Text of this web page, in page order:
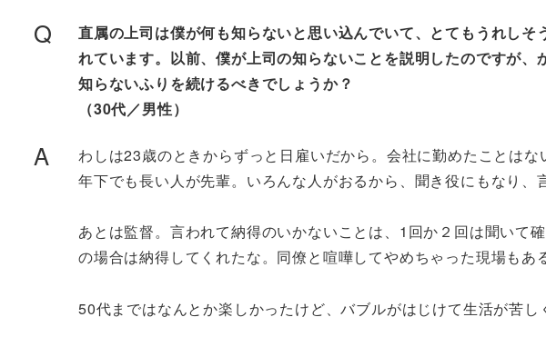
Q
直属の上司は僕が何も知らないと思い込んでいて、とてもうれし
れています。以前、僕が上司の知らないことを説明したのですが
知らないふりを続けるべきでしょうか？
（30代／男性）
A
わしは23歳のときからずっと日雇いだから。会社に勤めたことは
年下でも長い人が先輩。いろんな人がおるから、聞き役にもなり、
あとは監督。言われて納得のいかないことは、1回か２回は聞いて
の場合は納得してくれたな。同僚と喧嘩してやめちゃった現場もあ
50代まではなんとか楽しかったけど、バブルがはじけて生活が苦し